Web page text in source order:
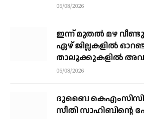
06/08/2026
ഇന്ന് മുതല്‍ മഴ
ഏഴ് ജില്ലകളില്‍
താലൂക്കുകളില്‍
06/08/2026
ദുബൈ കെഎംസിസി
സീതി സാഹിബിന്റെ